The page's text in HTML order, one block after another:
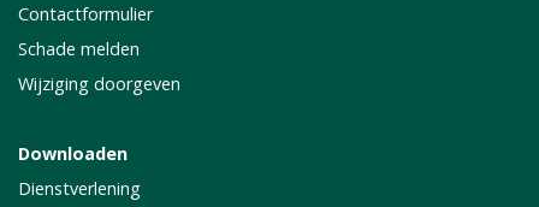
Contactformulier
Schade melden
Wijziging doorgeven
Downloaden
Dienstverlening